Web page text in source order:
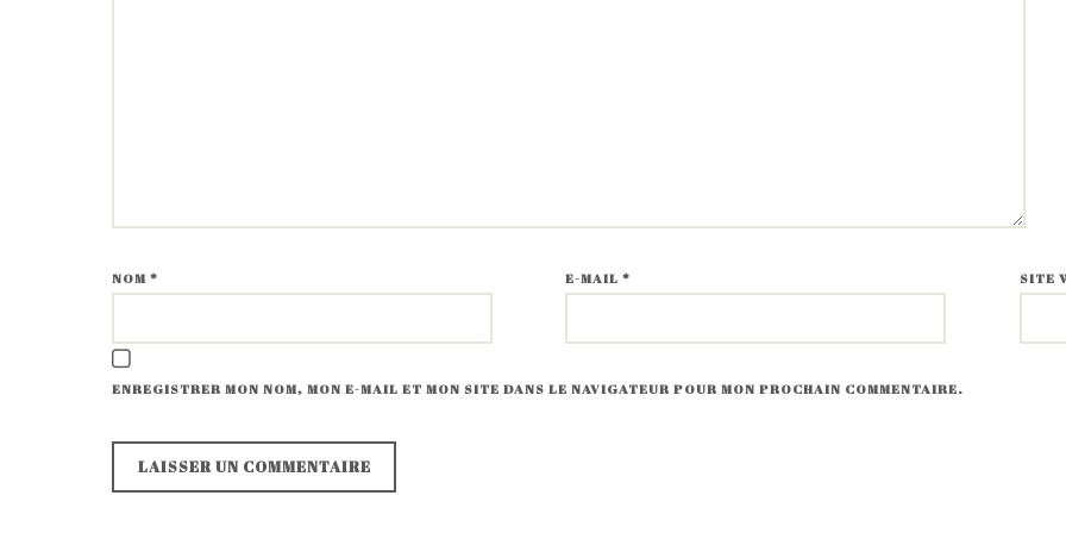
NOM* E-MAIL* SITE
ENREGISTRER MON NOM, MON E-MAIL ET MON SITE DANS LE NAVIGATEUR POUR MON PROCHAIN COMMENTAIRE.